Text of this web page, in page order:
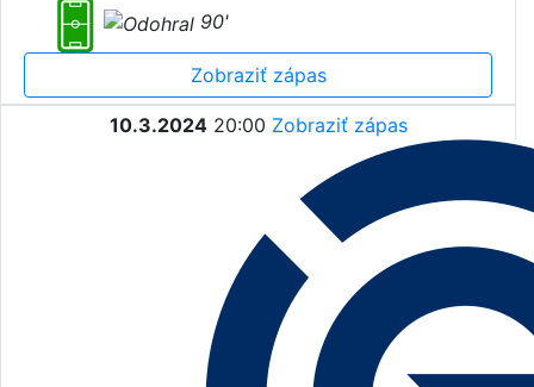
90'
Zobraziť zápas
10.3.2024 20:00 Zobraziť zápas